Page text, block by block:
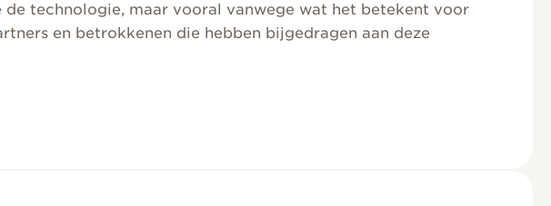
technologie, maar vooral vanwege wat het betekent voor
en betrokkenen die hebben bijgedragen aan deze